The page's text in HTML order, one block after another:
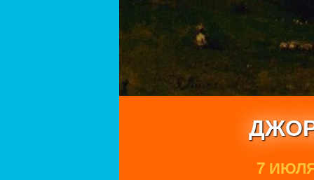
7 ИЮЛЯ